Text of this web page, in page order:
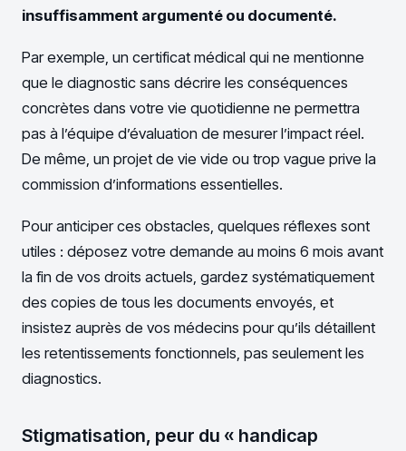
insuffisamment argumenté ou documenté.
Par exemple, un certificat médical qui ne mentionne
que le diagnostic sans décrire les conséquences
concrètes dans votre vie quotidienne ne permettra
pas à l’équipe d’évaluation de mesurer l’impact réel.
De même, un projet de vie vide ou trop vague prive la
commission d’informations essentielles.
Pour anticiper ces obstacles, quelques réflexes sont
utiles : déposez votre demande au moins 6 mois avant
la fin de vos droits actuels, gardez systématiquement
des copies de tous les documents envoyés, et
insistez auprès de vos médecins pour qu’ils détaillent
les retentissements fonctionnels, pas seulement les
diagnostics.
Stigmatisation, peur du « handicap